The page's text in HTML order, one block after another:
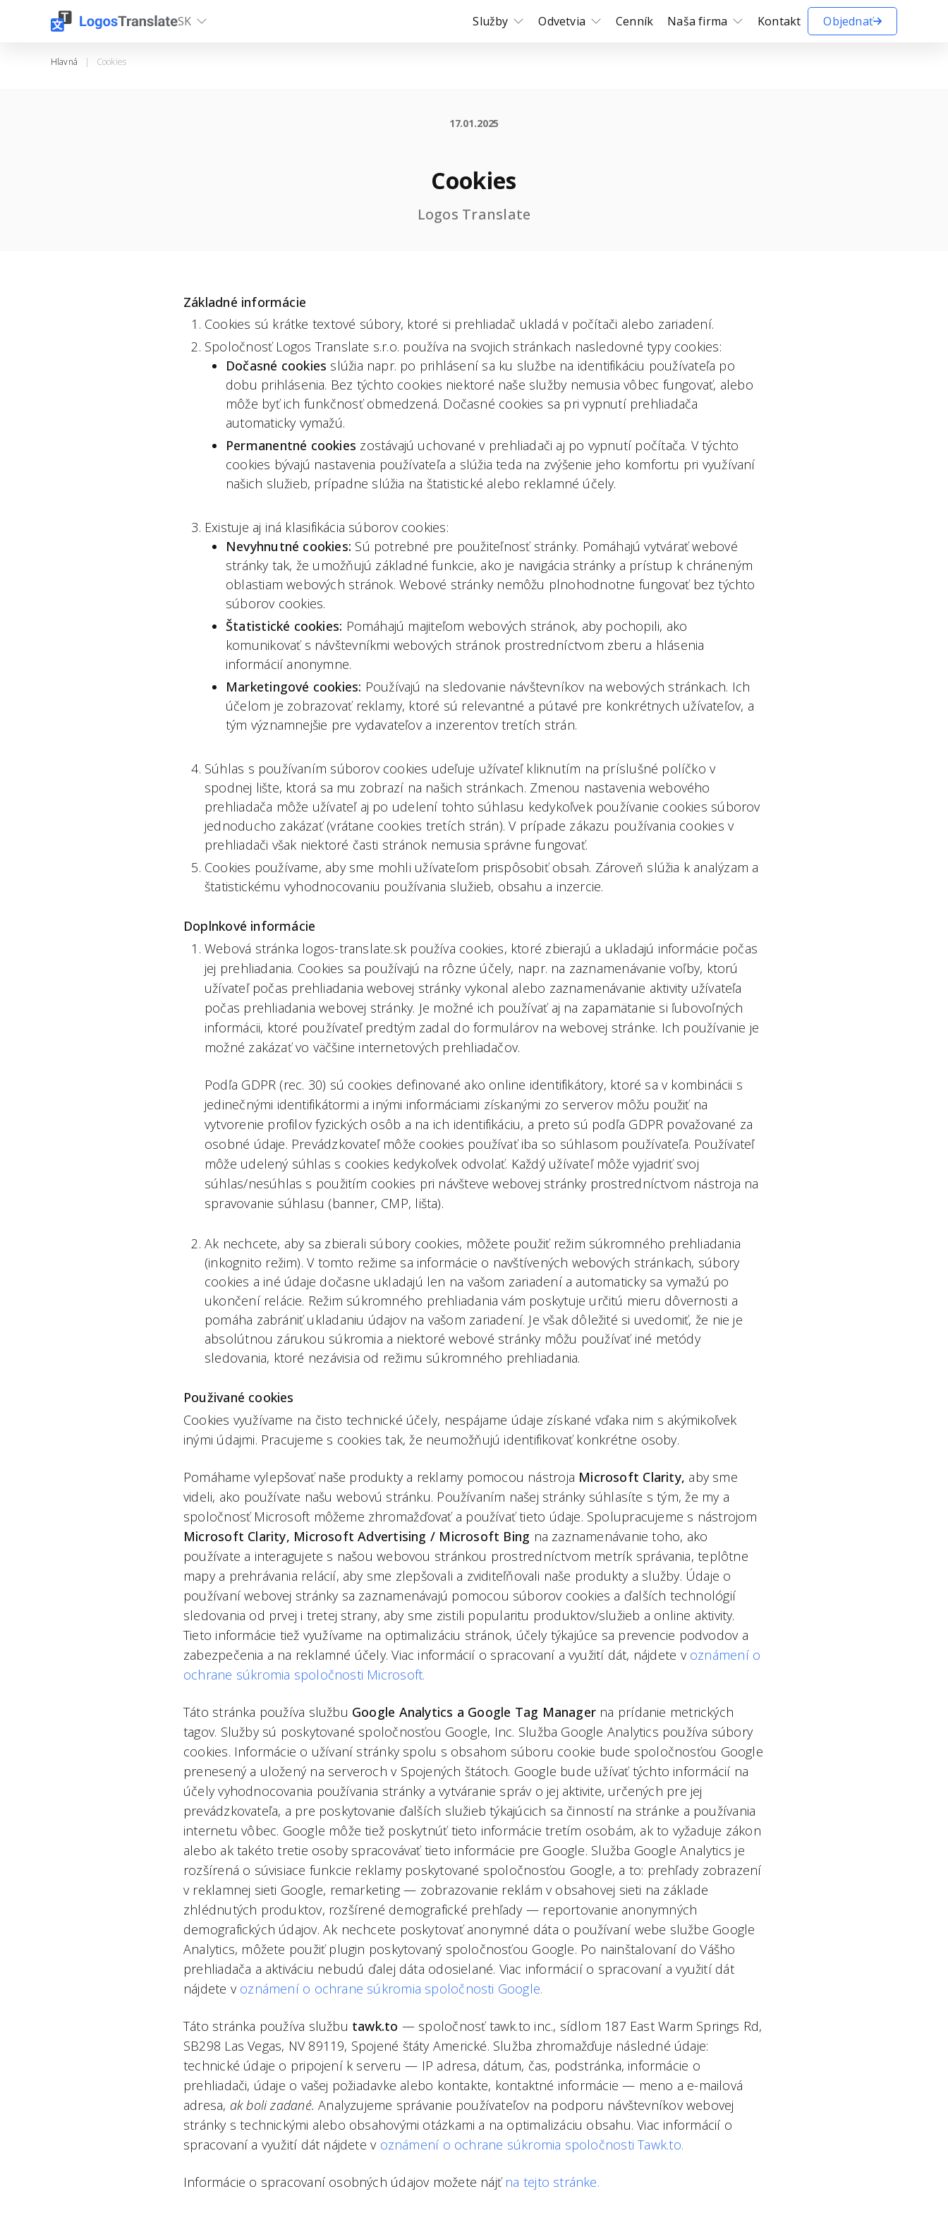
SK Služby Odvetvia Cenník Naša firma Kontakt Objednať
Hlavná | Cookies
17.01.2025
Cookies
Logos Translate
Základné informácie
Cookies sú krátke textové súbory, ktoré si prehliadač ukladá v počítači alebo zariadení.
Spoločnosť Logos Translate s.r.o. používa na svojich stránkach nasledovné typy cookies:
Dočasné cookies slúžia napr. po prihlásení sa ku službe na identifikáciu používateľa po
dobu prihlásenia. Bez týchto cookies niektoré naše služby nemusia vôbec fungovať, alebo
môže byť ich funkčnosť obmedzená. Dočasné cookies sa pri vypnutí prehliadača
automaticky vymažú.
Permanentné cookies zostávajú uchované v prehliadači aj po vypnutí počítača. V týchto
cookies bývajú nastavenia používateľa a slúžia teda na zvýšenie jeho komfortu pri využívaní
našich služieb, prípadne slúžia na štatistické alebo reklamné účely.
Existuje aj iná klasifikácia súborov cookies:
Nevyhnutné cookies: Sú potrebné pre použiteľnosť stránky. Pomáhajú vytvárať webové
stránky tak, že umožňujú základné funkcie, ako je navigácia stránky a prístup k chráneným
oblastiam webových stránok. Webové stránky nemôžu plnohodnotne fungovať bez týchto
súborov cookies.
Štatistické cookies: Pomáhajú majiteľom webových stránok, aby pochopili, ako
komunikovať s návštevníkmi webových stránok prostredníctvom zberu a hlásenia
informácií anonymne.
Marketingové cookies: Používajú na sledovanie návštevníkov na webových stránkach. Ich
účelom je zobrazovať reklamy, ktoré sú relevantné a pútavé pre konkrétnych užívateľov, a
tým významnejšie pre vydavateľov a inzerentov tretích strán.
Súhlas s používaním súborov cookies udeľuje užívateľ kliknutím na príslušné políčko v
spodnej lište, ktorá sa mu zobrazí na našich stránkach. Zmenou nastavenia webového
prehliadača môže užívateľ aj po udelení tohto súhlasu kedykoľvek používanie cookies súborov
jednoducho zakázať (vrátane cookies tretích strán). V prípade zákazu používania cookies v
prehliadači však niektoré časti stránok nemusia správne fungovať.
Cookies používame, aby sme mohli užívateľom prispôsobiť obsah. Zároveň slúžia k analýzam a
štatistickému vyhodnocovaniu používania služieb, obsahu a inzercie.
Doplnkové informácie
Webová stránka logos-translate.sk používa cookies, ktoré zbierajú a ukladajú informácie počas
jej prehliadania. Cookies sa používajú na rôzne účely, napr. na zaznamenávanie voľby, ktorú
užívateľ počas prehliadania webovej stránky vykonal alebo zaznamenávanie aktivity užívateľa
počas prehliadania webovej stránky. Je možné ich používať aj na zapamätanie si ľubovoľných
informácii, ktoré používateľ predtým zadal do formulárov na webovej stránke. Ich používanie je
možné zakázať vo väčšine internetových prehliadačov.
Podľa GDPR (rec. 30) sú cookies definované ako online identifikátory, ktoré sa v kombinácii s
jedinečnými identifikátormi a inými informáciami získanými zo serverov môžu použiť na
vytvorenie profilov fyzických osôb a na ich identifikáciu, a preto sú podľa GDPR považované za
osobné údaje. Prevádzkovateľ môže cookies používať iba so súhlasom používateľa. Používateľ
môže udelený súhlas s cookies kedykoľvek odvolať. Každý užívateľ môže vyjadriť svoj
súhlas/nesúhlas s použitím cookies pri návšteve webovej stránky prostredníctvom nástroja na
spravovanie súhlasu (banner, CMP, lišta).
Ak nechcete, aby sa zbierali súbory cookies, môžete použiť režim súkromného prehliadania
(inkognito režim). V tomto režime sa informácie o navštívených webových stránkach, súbory
cookies a iné údaje dočasne ukladajú len na vašom zariadení a automaticky sa vymažú po
ukončení relácie. Režim súkromného prehliadania vám poskytuje určitú mieru dôvernosti a
pomáha zabrániť ukladaniu údajov na vašom zariadení. Je však dôležité si uvedomiť, že nie je
absolútnou zárukou súkromia a niektoré webové stránky môžu používať iné metódy
sledovania, ktoré nezávisia od režimu súkromného prehliadania.
Použivané cookies
Cookies využívame na čisto technické účely, nespájame údaje získané vďaka nim s akýmikoľvek
inými údajmi. Pracujeme s cookies tak, že neumožňujú identifikovať konkrétne osoby.
Pomáhame vylepšovať naše produkty a reklamy pomocou nástroja Microsoft Clarity, aby sme
videli, ako používate našu webovú stránku. Používaním našej stránky súhlasíte s tým, že my a
spoločnosť Microsoft môžeme zhromažďovať a používať tieto údaje. Spolupracujeme s nástrojom
Microsoft Clarity, Microsoft Advertising / Microsoft Bing na zaznamenávanie toho, ako
používate a interagujete s našou webovou stránkou prostredníctvom metrík správania, teplôtne
mapy a prehrávania relácií, aby sme zlepšovali a zviditeľňovali naše produkty a služby. Údaje o
používaní webovej stránky sa zaznamenávajú pomocou súborov cookies a ďalších technológií
sledovania od prvej i tretej strany, aby sme zistili popularitu produktov/služieb a online aktivity.
Tieto informácie tiež využívame na optimalizáciu stránok, účely týkajúce sa prevencie podvodov a
zabezpečenia a na reklamné účely. Viac informácií o spracovaní a využití dát, nájdete v oznámení o
ochrane súkromia spoločnosti Microsoft.
Táto stránka používa službu Google Analytics a Google Tag Manager na prídanie metrických
tagov. Služby sú poskytované spoločnosťou Google, Inc. Služba Google Analytics používa súbory
cookies. Informácie o užívaní stránky spolu s obsahom súboru cookie bude spoločnosťou Google
prenesený a uložený na serveroch v Spojených štátoch. Google bude užívať týchto informácií na
účely vyhodnocovania používania stránky a vytváranie správ o jej aktivite, určených pre jej
prevádzkovateľa, a pre poskytovanie ďalších služieb týkajúcich sa činností na stránke a používania
internetu vôbec. Google môže tiež poskytnúť tieto informácie tretím osobám, ak to vyžaduje zákon
alebo ak takéto tretie osoby spracovávať tieto informácie pre Google. Služba Google Analytics je
rozšírená o súvisiace funkcie reklamy poskytované spoločnosťou Google, a to: prehľady zobrazení
v reklamnej sieti Google, remarketing — zobrazovanie reklám v obsahovej sieti na základe
zhlédnutých produktov, ​​rozšírené demografické prehľady — reportovanie anonymných
demografických údajov. Ak nechcete poskytovať anonymné dáta o používaní webe službe Google
Analytics, môžete použiť plugin poskytovaný spoločnosťou Google. Po nainštalovaní do Vášho
prehliadača a aktiváciu nebudú ďalej dáta odosielané. Viac informácií o spracovaní a využití dát
nájdete v oznámení o ochrane súkromia spoločnosti Google.
Táto stránka používa službu tawk.to — spoločnosť tawk.to inc., sídlom 187 East Warm Springs Rd,
SB298 Las Vegas, NV 89119, Spojené štáty Americké. Služba zhromažďuje následné údaje:
technické údaje o pripojení k serveru — IP adresa, dátum, čas, podstránka, informácie o
prehliadači, údaje o vašej požiadavke alebo kontakte, kontaktné informácie — meno a e-mailová
adresa, ak boli zadané. Analyzujeme správanie používateľov na podporu návštevníkov webovej
stránky s technickými alebo obsahovými otázkami a na optimalizáciu obsahu. Viac informácií o
spracovaní a využití dát nájdete v oznámení o ochrane súkromia spoločnosti Tawk.to.
Informácie o spracovaní osobných údajov možete nájť na tejto stránke.